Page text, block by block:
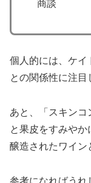
商談
個人的には、ケイ
との関係性に注目
あと、「スキン
と果皮をすみや
醸造されたワイン
参考になればうれ